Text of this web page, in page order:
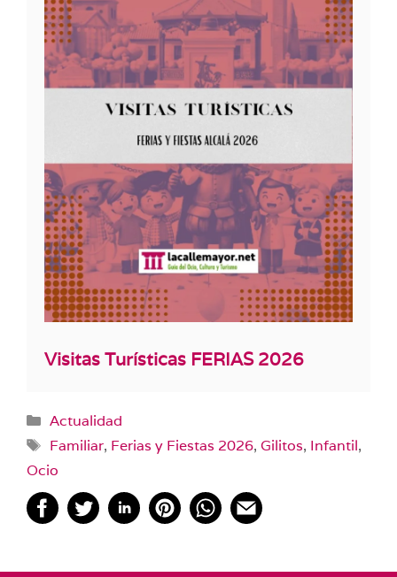
Visitas Turísticas FERIAS 2026
Categorías
Actualidad
Etiquetas
Familiar, Ferias y Fiestas 2026, Gilitos, Infantil,
Ocio